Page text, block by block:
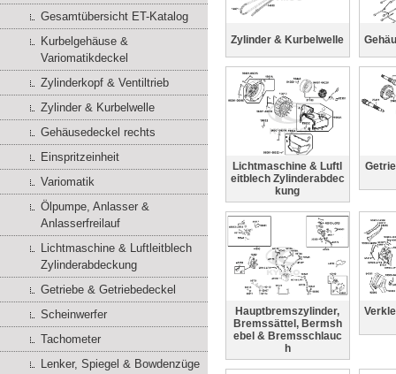
Gesamtübersicht ET-Katalog
Kurbelgehäuse &
Variomatikdeckel
Zylinderkopf & Ventiltrieb
Zylinder & Kurbelwelle
Gehäusedeckel rechts
Einspritzeinheit
Variomatik
Ölpumpe, Anlasser &
Anlasserfreilauf
Lichtmaschine & Luftleitblech
Zylinderabdeckung
Getriebe & Getriebedeckel
Scheinwerfer
Tachometer
Lenker, Spiegel & Bowdenzüge
Zylinder & Kurbelwelle
Lichtmaschine & Luftl
eitblech Zylinderabdec
kung
Hauptbremszylinder,
Bremssättel, Bermsh
ebel & Bremsschlauc
h